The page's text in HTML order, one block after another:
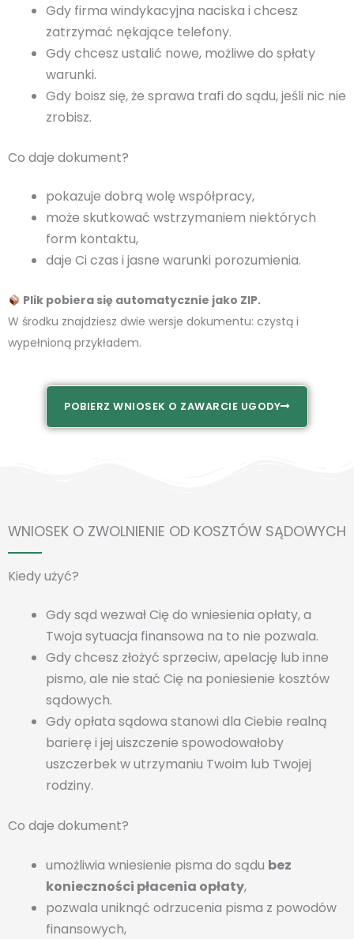
Gdy firma windykacyjna naciska i chcesz
zatrzymać nękające telefony.
Gdy chcesz ustalić nowe, możliwe do spłaty
warunki.
Gdy boisz się, że sprawa trafi do sądu, jeśli nic nie
zrobisz.
Co daje dokument?
pokazuje dobrą wolę współpracy,
może skutkować wstrzymaniem niektórych
form kontaktu,
daje Ci czas i jasne warunki porozumienia.
Plik pobiera się automatycznie jako ZIP.
W środku znajdziesz dwie wersje dokumentu: czystą i
wypełnioną przykładem.
POBIERZ WNIOSEK O ZAWARCIE UGODY
WNIOSEK O ZWOLNIENIE OD KOSZTÓW SĄDOWYCH
Kiedy użyć?
Gdy sąd wezwał Cię do wniesienia opłaty, a
Twoja sytuacja finansowa na to nie pozwala.
Gdy chcesz złożyć sprzeciw, apelację lub inne
pismo, ale nie stać Cię na poniesienie kosztów
sądowych.
Gdy opłata sądowa stanowi dla Ciebie realną
barierę i jej uiszczenie spowodowałoby
uszczerbek w utrzymaniu Twoim lub Twojej
rodziny.
Co daje dokument?
umożliwia wniesienie pisma do sądu bez
konieczności płacenia opłaty,
pozwala uniknąć odrzucenia pisma z powodów
finansowych,